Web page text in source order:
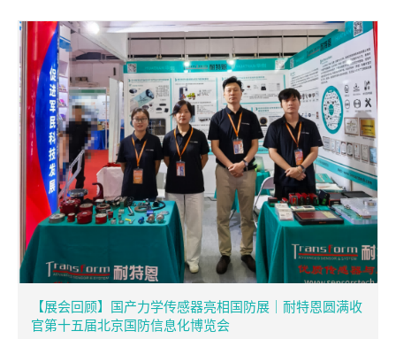
【展会回顾】国产力学传感器亮相国防展｜耐特恩圆满收
官第十五届北京国防信息化博览会